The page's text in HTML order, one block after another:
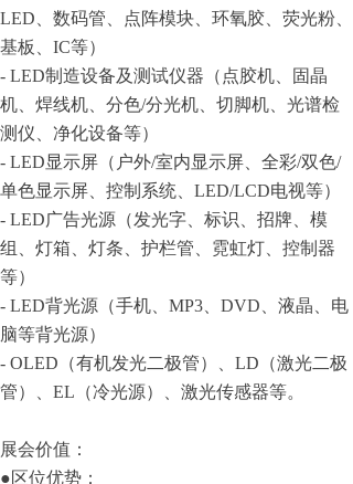
LED、数码管、点阵模块、环氧胶、荧光粉、
基板、IC等）
- LED制造设备及测试仪器（点胶机、固晶
机、焊线机、分色/分光机、切脚机、光谱检
测仪、净化设备等）
- LED显示屏（户外/室内显示屏、全彩/双色/
单色显示屏、控制系统、LED/LCD电视等）
- LED广告光源（发光字、标识、招牌、模
组、灯箱、灯条、护栏管、霓虹灯、控制器
等）
- LED背光源（手机、MP3、DVD、液晶、电
脑等背光源）
- OLED（有机发光二极管）、LD（激光二极
管）、EL（冷光源）、激光传感器等。
展会价值：
●区位优势：